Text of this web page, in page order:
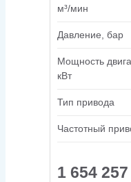
м³/мин
Давление, бар
Мощность
кВт
Тип привода
Частотный
1 654 257